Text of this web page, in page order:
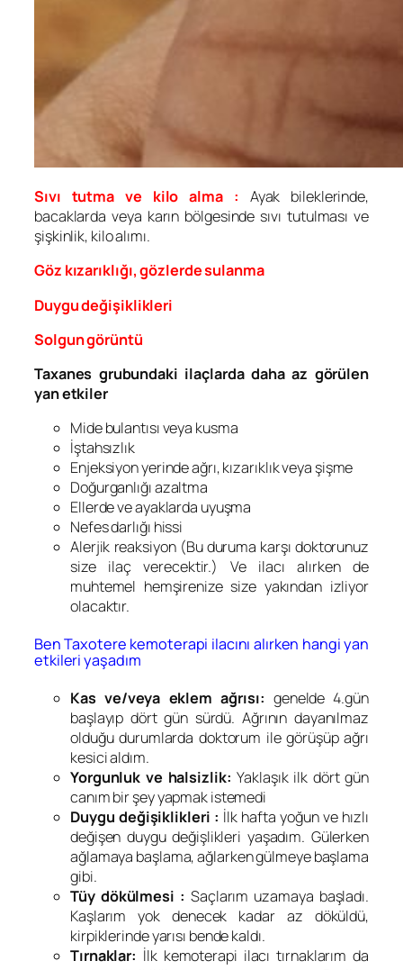
Sıvı tutma ve kilo alma : Ayak bileklerinde,
bacaklarda veya karın bölgesinde sıvı tutulması ve
şişkinlik, kilo alımı.
Göz kızarıklığı, gözlerde sulanma
Duygu değişiklikleri
Solgun görüntü
Taxanes grubundaki ilaçlarda daha az görülen
yan etkiler
Mide bulantısı veya kusma
İştahsızlık
Enjeksiyon yerinde ağrı, kızarıklık veya şişme
Doğurganlığı azaltma
Ellerde ve ayaklarda uyuşma
Nefes darlığı hissi
Alerjik reaksiyon (Bu duruma karşı doktorunuz
size ilaç verecektir.) Ve ilacı alırken de
muhtemel hemşirenize size yakından izliyor
olacaktır.
Ben Taxotere kemoterapi ilacını alırken hangi yan
etkileri yaşadım
Kas ve/veya eklem ağrısı: genelde 4.gün
başlayıp dört gün sürdü. Ağrının dayanılmaz
olduğu durumlarda doktorum ile görüşüp ağrı
kesici aldım.
Yorgunluk ve halsizlik: Yaklaşık ilk dört gün
canım bir şey yapmak istemedi
Duygu değişiklikleri : İlk hafta yoğun ve hızlı
değişen duygu değişlikleri yaşadım. Gülerken
ağlamaya başlama, ağlarken gülmeye başlama
gibi.
Tüy dökülmesi : Saçlarım uzamaya başladı.
Kaşlarım yok denecek kadar az döküldü,
kirpiklerinde yarısı bende kaldı.
Tırnaklar: İlk kemoterapi ilacı tırnaklarım da